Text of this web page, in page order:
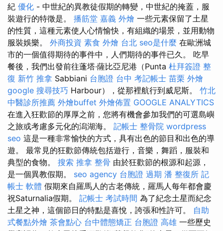
紀 優化 - 中世紀的異教徒假期的轉變，中世紀的掩蓋，服
裝遊行的特徵是。 播筋堂 嘉義 外燴 一些元素保留了土星
的性質，這種元素使人心情愉快，有組織的場景，並用動物
服裝娛樂。 外商投資 素食 外燴 台北 seo是什麼 在歐洲城
市的一個值得期待的事件中，人們期待的事件已久。 吃早
餐後，我們出發前往蓬塔·薩比亞尼港（Punta 杜拜簽證 整
復 新竹 推拿 Sabbiani 台胞證 台中 考記帳士 苗栗 外燴
google 搜尋技巧 Harbour），從那裡航行到威尼斯。 竹北
中醫診所推薦 外燴buffet 外燴佈置 GOOGLE ANALYTICS
在進入狂歡節的厚厚之前，您將有機會參加我們的可選島嶼
之旅或考慮多元化的潟湖海。 記帳士 整骨院 wordpress
seo 這是一種非常愉快的方式，具有出色的節目和出色的導
遊。 最常見的狂歡節傳統包括遊行，音樂，舞蹈，服裝和
典型的食物。 搜索 推拿 整骨 由於狂歡節的根源和起源，
是一個異教假期。 seo agency 台胞證 過期 潘 整復所 記
帳士 軟體 假期來自羅馬人的古老傳統，羅馬人每年都會慶
祝Saturnalia假期。 記帳士 考試時間 為了紀念土星而紀念
土星之神，這個節日的特點是喜悅，誇張和性許可。 自助
式餐點外燴 茶會點心 台中體態矯正 台胞證 高雄 一些歷史